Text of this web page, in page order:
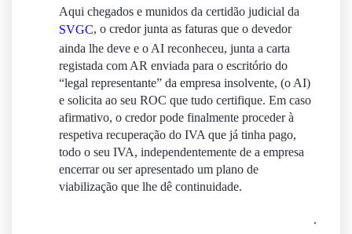
Aqui chegados e munidos da certidão judicial da
SVGC, o credor junta as faturas que o devedor
ainda lhe deve e o AI reconheceu, junta a carta
registada com AR enviada para o escritório do
“legal representante” da empresa insolvente, (o AI)
e solicita ao seu ROC que tudo certifique. Em caso
afirmativo, o credor pode finalmente proceder à
respetiva recuperação do IVA que já tinha pago,
todo o seu IVA, independentemente de a empresa
encerrar ou ser apresentado um plano de
viabilização que lhe dê continuidade.
.